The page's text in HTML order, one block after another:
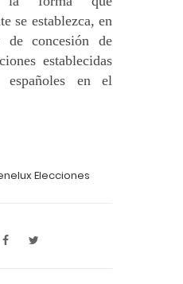
se establezca, en
de concesión de
establecidas
en el
Elecciones